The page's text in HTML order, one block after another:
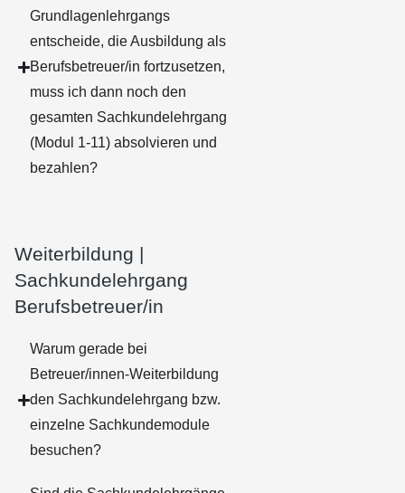
Grundlagenlehrgangs
entscheide, die Ausbildung als
Berufsbetreuer/in fortzusetzen,
muss ich dann noch den
gesamten Sachkundelehrgang
(Modul 1-11) absolvieren und
bezahlen?
Weiterbildung |
Sachkundelehrgang
Berufsbetreuer/in
Warum gerade bei
Betreuer/innen-Weiterbildung
den Sachkundelehrgang bzw.
einzelne Sachkundemodule
besuchen?